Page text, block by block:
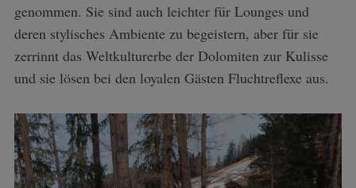
genommen. Sie sind auch leichter für Lounges und
deren stylisches Ambiente zu begeistern, aber für sie
zerrinnt das Weltkulturerbe der Dolomiten zur Kulisse
und sie lösen bei den loyalen Gästen Fluchtreflexe aus.